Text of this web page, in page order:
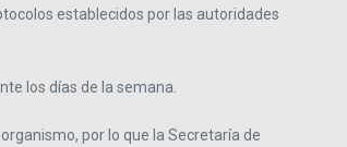
establecidos por las autoridades
los días de la semana.
por lo que la Secretaría de